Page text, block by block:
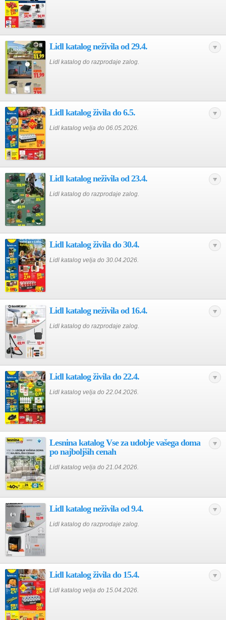
Lidl katalog neživila od 29.4.
Lidl katalog do razprodaje zalog.
Lidl katalog živila do 6.5.
Lidl katalog velja do 06.05.2026.
Lidl katalog neživila od 23.4.
Lidl katalog do razprodaje zalog.
Lidl katalog živila do 30.4.
Lidl katalog velja do 30.04.2026.
Lidl katalog neživila od 16.4.
Lidl katalog do razprodaje zalog.
Lidl katalog živila do 22.4.
Lidl katalog velja do 22.04.2026.
Lesnina katalog Vse za udobje vašega doma
po najboljših cenah
Lidl katalog velja do 21.04.2026.
Lidl katalog neživila od 9.4.
Lidl katalog do razprodaje zalog.
Lidl katalog živila do 15.4.
Lidl katalog velja do 15.04.2026.